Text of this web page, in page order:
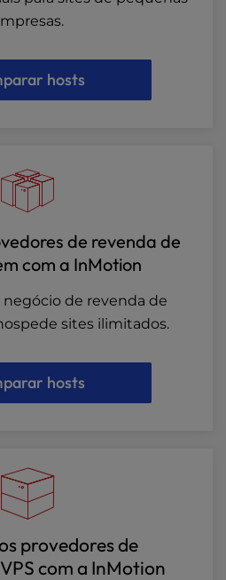
hosts
de revenda de
com a InMotion
negócio de revenda de
sites ilimitados.
hosts
provedores de
com a InMotion